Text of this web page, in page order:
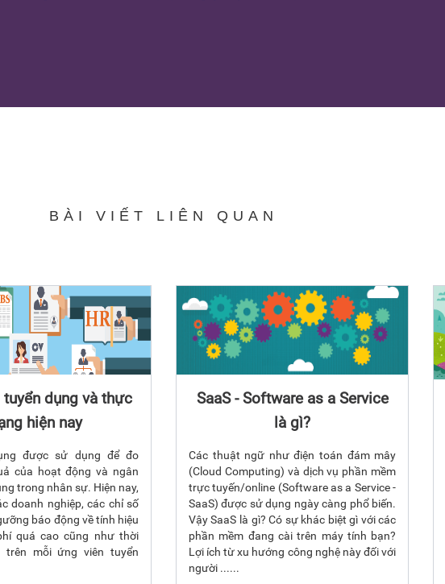
BÀI VIẾT LIÊN QUAN
tuyển dụng và thực
hiện nay
được sử dụng để đo
của hoạt động và ngân
trong nhân sự. Hiện nay,
doanh nghiệp, các chỉ số
báo động về tính hiệu
quá cao cũng như thời
trên mỗi ứng viên tuyển
SaaS - Software as a Service
là gì?
Các thuật ngữ như điện toán đám mây
(Cloud Computing) và dịch vụ phần mềm
trực tuyến/online (Software as a Service -
SaaS) được sử dụng ngày càng phổ biến.
Vậy SaaS là gì? Có sự khác biệt gì với các
phần mềm đang cài trên máy tính bạn?
Lợi ích từ xu hướng công nghệ này đối với
người ......